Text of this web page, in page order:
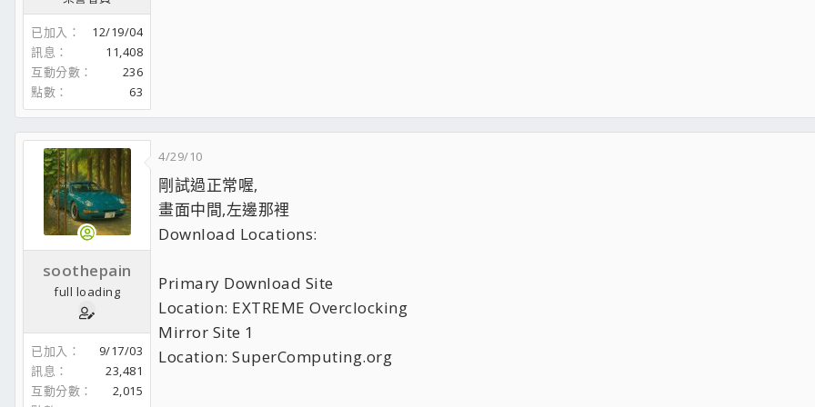
已加入
12/19/04
訊息
11,408
互動分數
236
點數
63
soothepain
full loading
已加入
9/17/03
訊息
23,481
互動分數
2,015
4/29/10
剛試過正常喔,
畫面中間,左邊那裡
Download Locations:
Primary Download Site
Location: EXTREME Overclocking
Mirror Site 1
Location: SuperComputing.org